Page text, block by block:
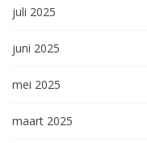
juli 2025
juni 2025
mei 2025
maart 2025